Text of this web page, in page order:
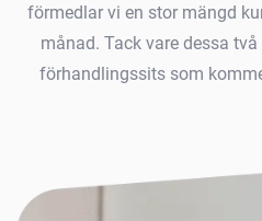
förmedlar vi en stor mängd
månad. Tack vare dessa
förhandlingssits som